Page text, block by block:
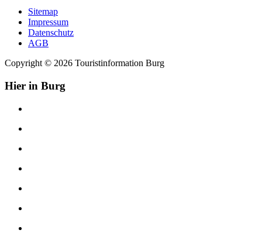
Sitemap
Impressum
Datenschutz
AGB
Copyright © 2026 Touristinformation Burg
Hier in Burg